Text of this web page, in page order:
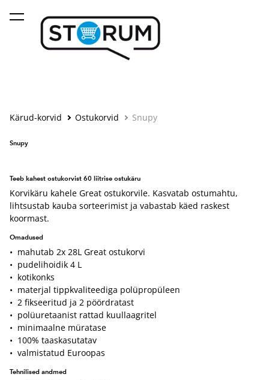
lisati ostukorvi. Vaata ostukorvi
Kärud-korvid Ostukorvid Snupy
Snupy
Teeb kahest ostukorvist 60 liitrise ostukäru
Korvikäru kahele Great ostukorvile. Kasvatab ostumahtu,
lihtsustab kauba sorteerimist ja vabastab käed raskest
koormast.
Omadused
• mahutab 2x 28L Great ostukorvi
• pudelihoidik 4 L
• kotikonks
• materjal tippkvaliteediga polüpropüleen
• 2 fikseeritud ja 2 pöördratast
• polüuretaanist rattad kuullaagritel
• minimaalne müratase
• 100% taaskasutatav
• valmistatud Euroopas
Tehnilised andmed